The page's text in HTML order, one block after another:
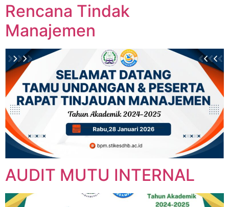
Rencana Tindak
Manajemen
AUDIT MUTU INTERNAL